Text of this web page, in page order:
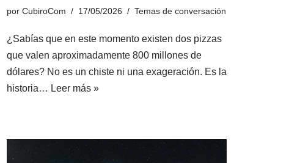
por CubiroCom 17/05/2026 Temas de conversación
¿Sabías que en este momento existen dos pizzas
que valen aproximadamente 800 millones de
dólares? No es un chiste ni una exageración. Es la
historia… Leer más »